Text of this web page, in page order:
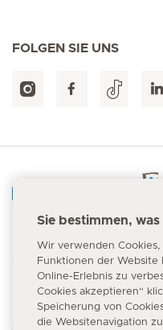
FOLGEN SIE UNS
144
Sie bestimmen,
Wir verwenden
Funktionen der
Online-Erlebnis zu
Cookies akzeptieren“
Speicherung von
die Websitenavigation